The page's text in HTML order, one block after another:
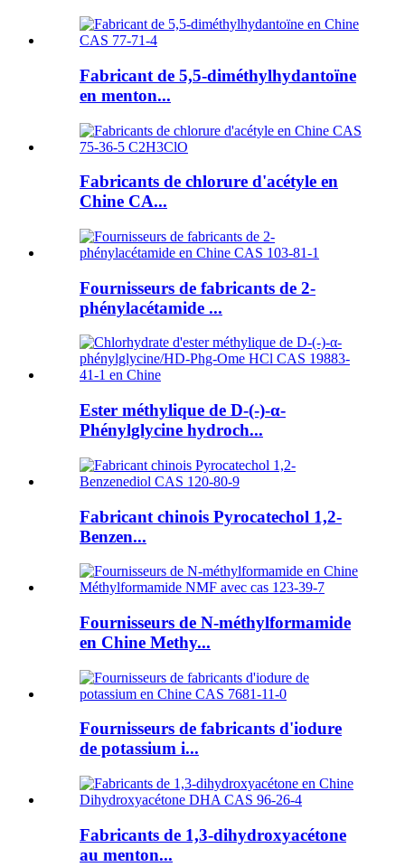
Fabricant de 5,5-diméthylhydantoïne
en menton...
Fabricants de chlorure d'acétyle en
Chine CA...
Fournisseurs de fabricants de 2-
phénylacétamide ...
Ester méthylique de D-(-)-α-
Phénylglycine hydroch...
Fabricant chinois Pyrocatechol 1,2-
Benzen...
Fournisseurs de N-méthylformamide
en Chine Methy...
Fournisseurs de fabricants d'iodure
de potassium i...
Fabricants de 1,3-dihydroxyacétone
au menton...